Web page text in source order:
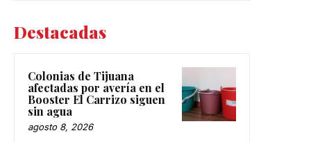
Destacadas
Colonias de Tijuana
afectadas por avería en el
Booster El Carrizo siguen
sin agua
agosto 8, 2026